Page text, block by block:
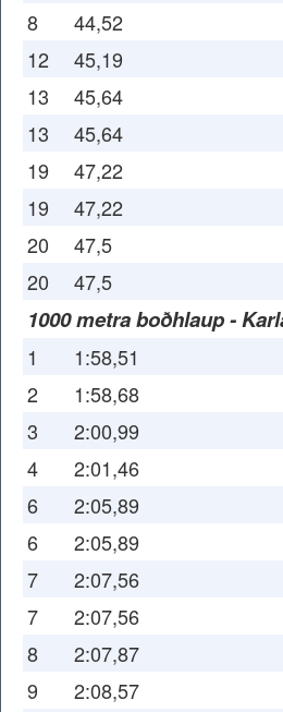
8 44,52
12 45,19
13 45,64
13 45,64
19 47,22
19 47,22
20 47,5
20 47,5
1000 metra boðhlaup -
1 1:58,51
2 1:58,68
3 2:00,99
4 2:01,46
6 2:05,89
6 2:05,89
7 2:07,56
7 2:07,56
8 2:07,87
9 2:08,57